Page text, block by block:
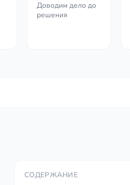
Доводим дело до
решения
СОДЕРЖАНИЕ